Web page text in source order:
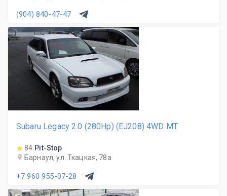
(904) 840-47-47
Subaru Legacy 2.0 (280Hp) (EJ208) 4WD MT
84 Pit-Stop
Барнаул, ул. Ткацкая, 78а
+7 960 955-07-28